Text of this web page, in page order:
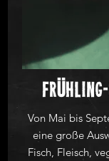
FrÜhling-
Von Mai bis
eine große
Fisch, Fleisch,